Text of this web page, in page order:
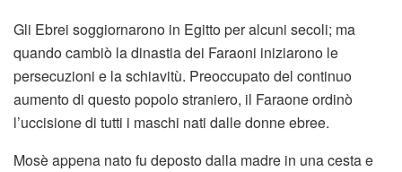
Gli Ebrei soggiornarono in Egitto per alcuni secoli; ma
quando cambiò la dinastia dei Faraoni iniziarono le
persecuzioni e la schiavitù. Preoccupato del continuo
aumento di questo popolo straniero, il Faraone ordinò
l’uccisione di tutti i maschi nati dalle donne ebree.
Mosè appena nato fu deposto dalla madre in una cesta e